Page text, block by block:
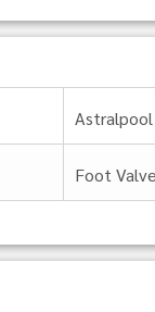
Astralpool
Foot Valve